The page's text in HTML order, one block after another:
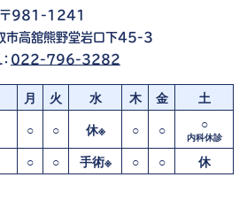
〒981-1241
市高舘熊野堂岩口下45-3
022-796-3282
月 火 水 木 金
土
○ ○ 休※ ○ ○ ○
内科休診
○ ○ 手術※ ○ ○ 休